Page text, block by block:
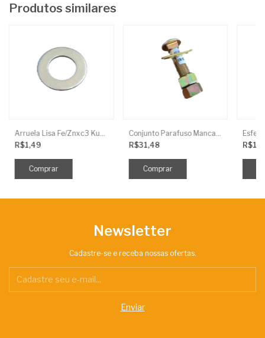
Produtos similares
Arruela Lisa Fe/Znxc3 Kuhn
R$1,49
Conjunto Parafuso Mancal 3/4 X 3.1/2 Arad.Frances
R$31,48
Newsletter
Cadastre-se e receba nossas ofertas.